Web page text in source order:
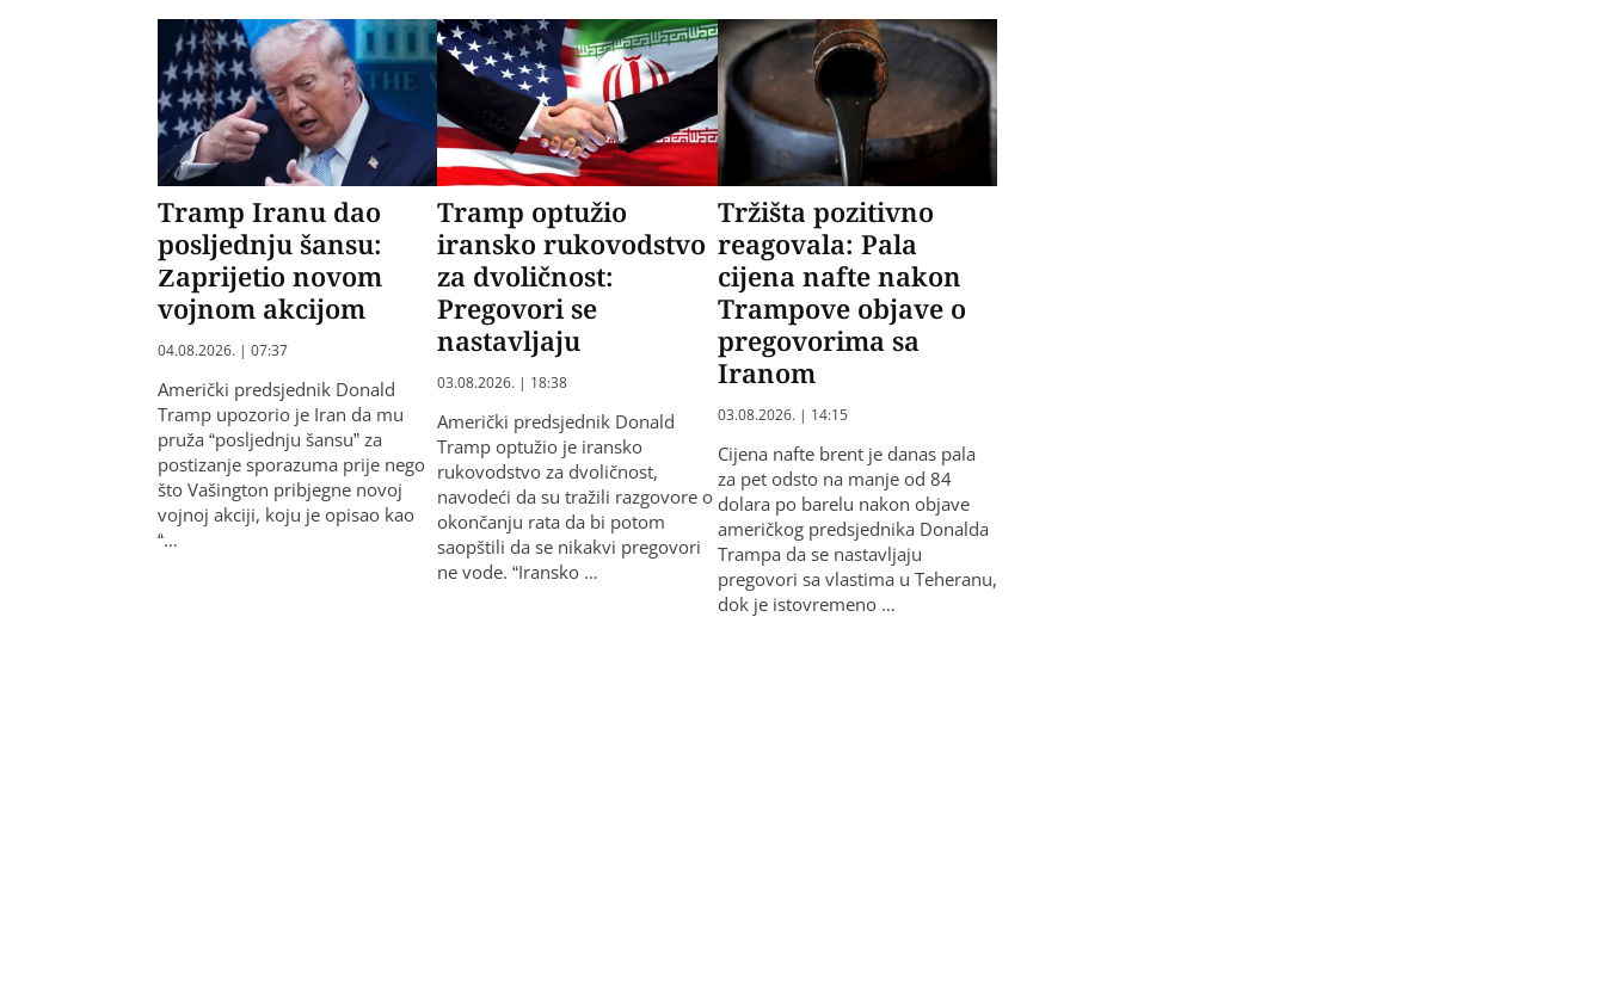
Tramp Iranu dao
posljednju šansu:
Zaprijetio novom
vojnom akcijom
04.08.2026. | 07:37
Američki predsjednik Donald
Tramp upozorio je Iran da mu
pruža “posljednju šansu” za
postizanje sporazuma prije nego
što Vašington pribjegne novoj
vojnoj akciji, koju je opisao kao
“…
Tramp optužio
iransko rukovodstvo
za dvoličnost:
Pregovori se
nastavljaju
03.08.2026. | 18:38
Američki predsjednik Donald
Tramp optužio je iransko
rukovodstvo za dvoličnost,
navodeći da su tražili razgovore o
okončanju rata da bi potom
saopštili da se nikakvi pregovori
ne vode. “Iransko …
Tržišta pozitivno
reagovala: Pala
cijena nafte nakon
Trampove objave o
pregovorima sa
Iranom
03.08.2026. | 14:15
Cijena nafte brent je danas pala
za pet odsto na manje od 84
dolara po barelu nakon objave
američkog predsjednika Donalda
Trampa da se nastavljaju
pregovori sa vlastima u Teheranu,
dok je istovremeno …